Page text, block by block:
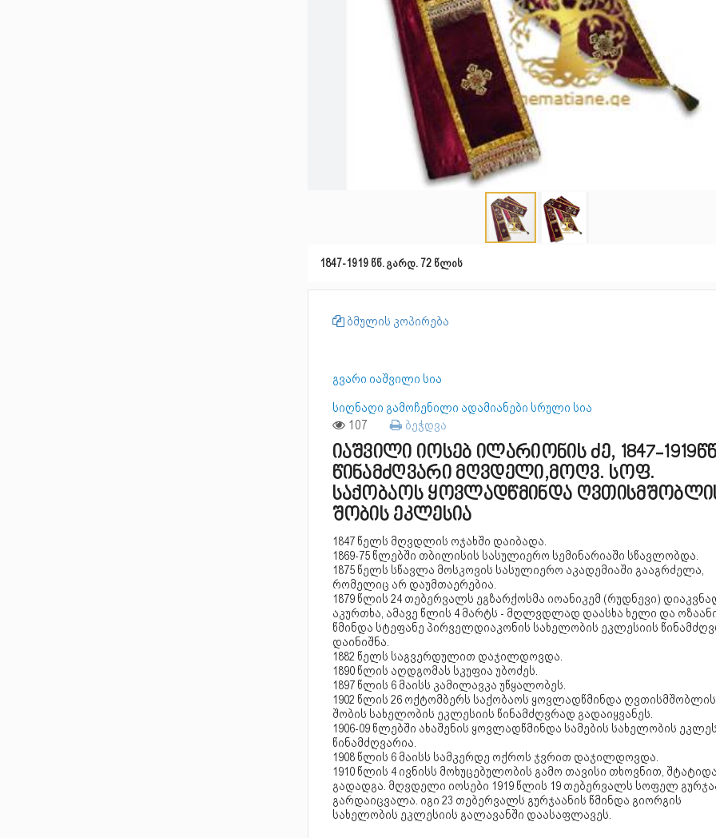
1847-1919 წწ. გარდ. 72 წლის
ბმულის კოპირება
გვარი იაშვილი სია
სიღნაღი გამოჩენილი ადამიანები სრული სია
107 ბეჭდვა
იაშვილი იოსებ ილარიონის ძე, 1847-
წინამძღვარი მღვდელი,მოღვ. სოფ.
საქობაოს ყოვლადწმინდა
შობის ეკლესია
1847 წელს მღვდლის ოჯახში დაიბადა.
1869-75 წლებში თბილისის სასულიერო სემინარიაში სწავლობდა.
1875 წელს სწავლა მოსკოვის სასულიერო აკადემიაში გააგრძელა,
რომელიც არ დაუმთაერებია.
1879 წლის 24 თებერვალს ეგზარქოსმა იოანიკემ (რუდნევი)
აკურთხა, ამავე წლის 4 მარტს - მღლვდლად დაასხა ხელი და
წმინდა სტეფანე პირველდიაკონის სახელობის ეკლესიის
დაინიშნა.
1882 წელს საგვერდულით დაჯილდოვდა.
1890 წლის აღდგომას სკუფია უბოძეს.
1897 წლის 6 მაისს კამილავკა უწყალობეს.
1902 წლის 26 ოქტომბერს საქობაოს ყოვლადწმინდა ღვთისმშობლის
შობის სახელობის ეკლესიის წინამძღვრად გადაიყვანეს.
1906-09 წლებში ახაშენის ყოვლადწმინდა სამების სახელობის
წინამძღვარია.
1908 წლის 6 მაისს სამკერდე ოქროს ჯვრით დაჯილდოვდა.
1910 წლის 4 ივნისს მოხუცებულობის გამო თავისი თხოვნით,
გადადგა. მღვდელი იოსები 1919 წლის 19 თებერვალს სოფელ
გარდაიცვალა. იგი 23 თებერვალს გურჯაანის წმინდა გიორგის
სახელობის ეკლესიის გალავანში დაასაფლავეს.